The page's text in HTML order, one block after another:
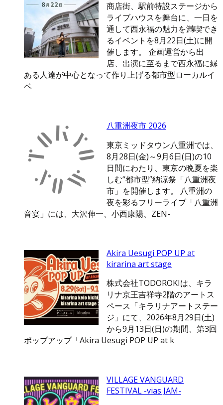
商店街、駅前特設ステージから
ライブハウスを舞台に、一日を
通して西永福の魅力を満喫でき
るイベントを8月22日(土)に開
催します。 企画運営から出
店、出演に至るまで西永福に縁
ある人達が中心となって作り上げる都市型ローカルイ
ベ
八重洲夜市 2026
東京ミッドタウン八重洲では、
8月28日(金)～9月6日(日)の10
日間にわたり、東京の晩夏を楽
しむ“都市型”納涼祭「八重洲夜
市」を開催します。 八重洲の
夜を彩るフリーライブ「八重洲
音宴」には、大沢伸一、小西康陽、ZEN-
Akira Uesugi POP UP at
kirarina art stage
株式会社TODOROKIは、キラ
リナ京王吉祥寺2階のアートス
ペース「キラリナアートステー
ジ」にて、2026年8月29日(土)
から9月13日(日)の期間、第3回
ポップアップ「Akira Uesugi POP UP at k
VILLAGE VANGUARD
FESTIVAL -vias JAM-